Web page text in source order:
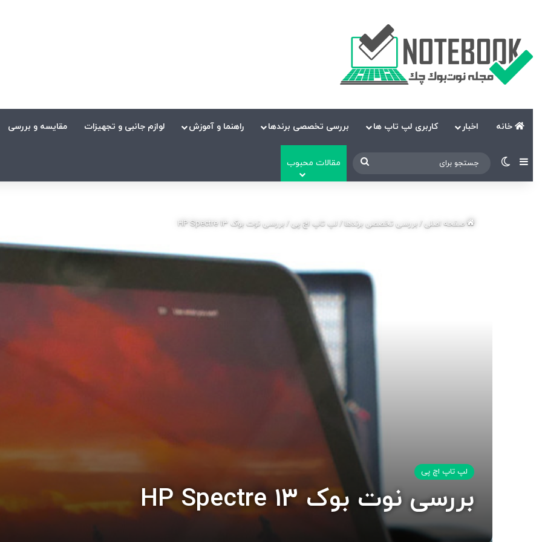
خانه اخبار کاربری لپ تاپ ها بررسی تخصصی برندها راهنما و آموزش لوازم جانبی و تجهیزات مقایسه و بررسی
نوارکناریتغییر پوسته
جستجو
برای
مقالات محبوب
صفحه اصلی/بررسی تخصصی برندها/لپ تاپ اچ پی/بررسی نوت بوک HP Spectre 13
لپ تاپ اچ پی
بررسی نوت بوک HP Spectre 13